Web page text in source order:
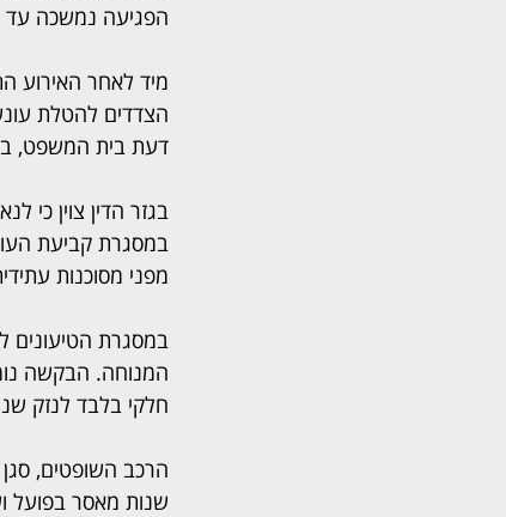
הפגיעה נמשכה עד
מיד לאחר האירוע
דעת בית המשפט,
בגזר הדין צוין כי
במסגרת קביעת
מפני מסוכנות
המנוחה. הבקשה
חלקי בלבד לנזק
שנות מאסר בפועל